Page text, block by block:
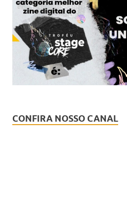
CONFIRA NOSSO CANAL